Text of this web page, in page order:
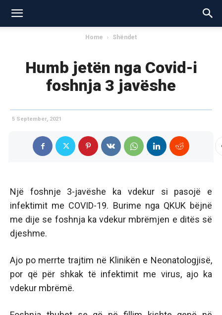
Home Shëndet
Humb jetën nga Covid-i
foshnja 3 javëshe
5 September, 2021
Një foshnje 3-javëshe ka vdekur si pasojë e
infektimit me COVID-19. Burime nga QKUK bëjnë
me dije se foshnja ka vdekur mbrëmjen e ditës së
djeshme.
Ajo po merrte trajtim në Klinikën e Neonatologjisë,
por që për shkak të infektimit me virus, ajo ka
vdekur mbrëmë.